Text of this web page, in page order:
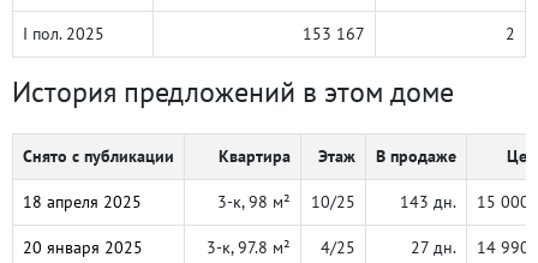
I пол. 2025 153 167 2
История предложений в этом доме
Снято с публикации Квартира Этаж В продаже
18 апреля 2025 3-к, 98 м² 10/25 143 дн. 15 000
20 января 2025 3-к, 97.8 м² 4/25 27 дн. 14 990